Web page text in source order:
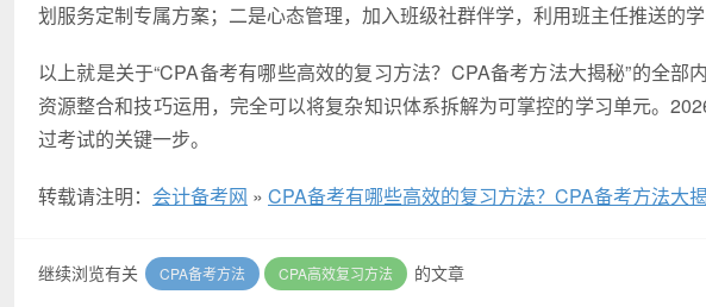
划服务定制专属方案；二是心态管理，加入班级社群伴学，利用班主任推送的
以上就是关于“CPA备考有哪些高效的复习方法？CPA备考方法大揭秘”的全部
资源整合和技巧运用，完全可以将复杂知识体系拆解为可掌控的学习单元。
过考试的关键一步。
转载请注明： 会计备考网 » CPA备考有哪些高效的复习方法？CPA备考方法大
继续浏览有关 CPA备考方法 CPA高效复习方法 的文章